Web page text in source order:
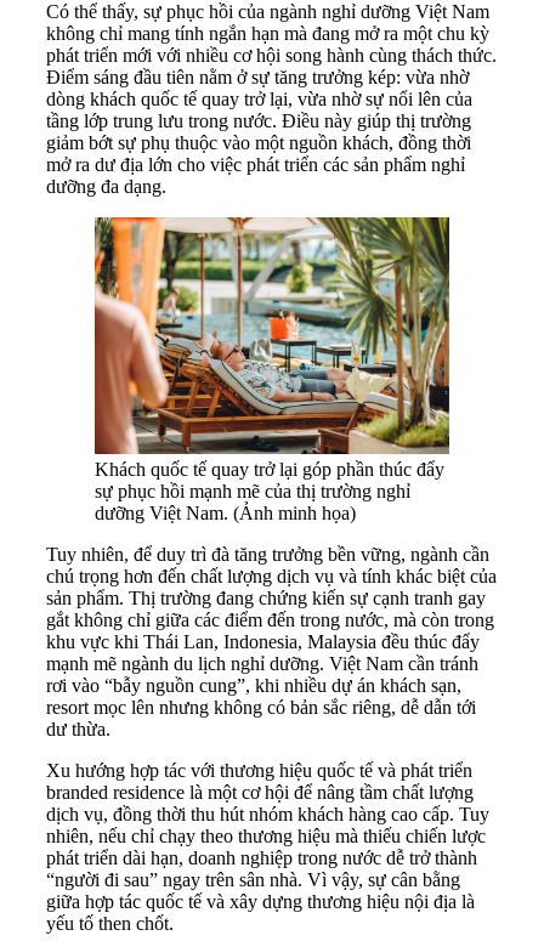
Có thể thấy, sự phục hồi của ngành nghỉ dưỡng Việt Nam
không chỉ mang tính ngắn hạn mà đang mở ra một chu kỳ
phát triển mới với nhiều cơ hội song hành cùng thách thức.
Điểm sáng đầu tiên nằm ở sự tăng trưởng kép: vừa nhờ
dòng khách quốc tế quay trở lại, vừa nhờ sự nổi lên của
tầng lớp trung lưu trong nước. Điều này giúp thị trường
giảm bớt sự phụ thuộc vào một nguồn khách, đồng thời
mở ra dư địa lớn cho việc phát triển các sản phẩm nghỉ
dưỡng đa dạng.
Khách quốc tế quay trở lại góp phần thúc đẩy
sự phục hồi mạnh mẽ của thị trường nghỉ
dưỡng Việt Nam. (Ảnh minh họa)
Tuy nhiên, để duy trì đà tăng trưởng bền vững, ngành cần
chú trọng hơn đến chất lượng dịch vụ và tính khác biệt của
sản phẩm. Thị trường đang chứng kiến sự cạnh tranh gay
gắt không chỉ giữa các điểm đến trong nước, mà còn trong
khu vực khi Thái Lan, Indonesia, Malaysia đều thúc đẩy
mạnh mẽ ngành du lịch nghỉ dưỡng. Việt Nam cần tránh
rơi vào “bẫy nguồn cung”, khi nhiều dự án khách sạn,
resort mọc lên nhưng không có bản sắc riêng, dễ dẫn tới
dư thừa.
Xu hướng hợp tác với thương hiệu quốc tế và phát triển
branded residence là một cơ hội để nâng tầm chất lượng
dịch vụ, đồng thời thu hút nhóm khách hàng cao cấp. Tuy
nhiên, nếu chỉ chạy theo thương hiệu mà thiếu chiến lược
phát triển dài hạn, doanh nghiệp trong nước dễ trở thành
“người đi sau” ngay trên sân nhà. Vì vậy, sự cân bằng
giữa hợp tác quốc tế và xây dựng thương hiệu nội địa là
yếu tố then chốt.